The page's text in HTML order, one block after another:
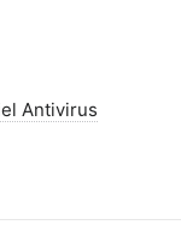
Antivirus